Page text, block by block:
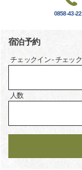
0858-43-
宿泊予約
チェックイン - チェッ
人数